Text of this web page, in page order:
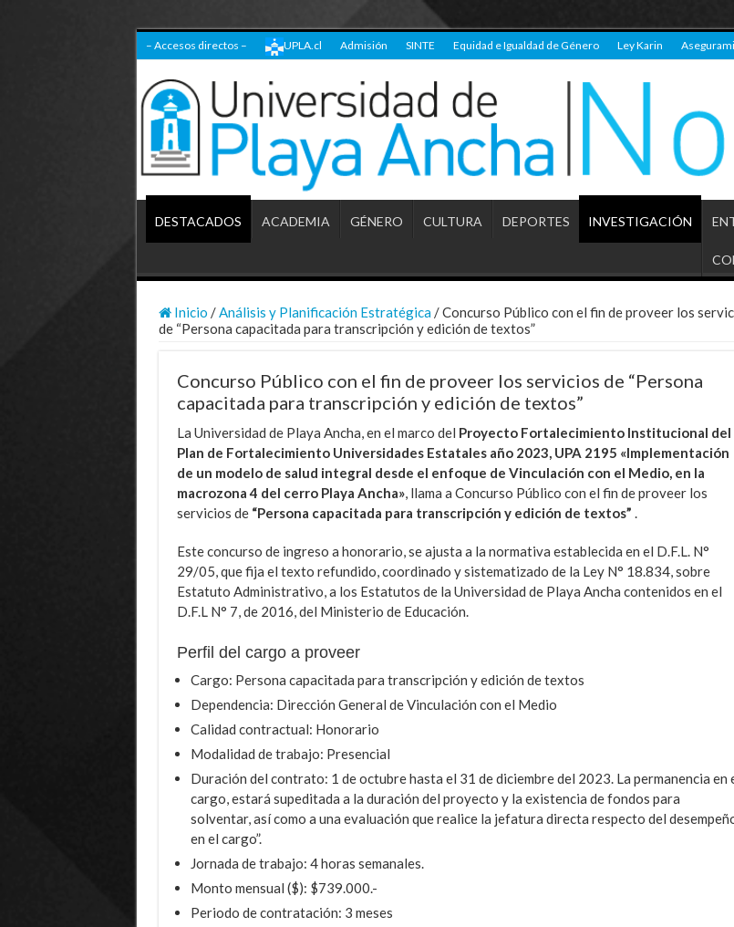
– Accesos directos – UPLA.cl Admisión SINTE Equidad e Igualdad de Género Ley Karin
DESTACADOS ACADEMIA GÉNERO CULTURA DEPORTES INVESTIGACIÓN
Inicio / Análisis y Planificación Estratégica /Concurso Público con el fin de proveer los
de “Persona capacitada para transcripción y edición de textos”
Concurso Público con el fin de proveer los servicios de “Persona
capacitada para transcripción y edición de textos”
La Universidad de Playa Ancha, en el marco del Proyecto Fortalecimiento Institucional del
Plan de Fortalecimiento Universidades Estatales año 2023, UPA 2195 «Implementación
de un modelo de salud integral desde el enfoque de Vinculación con el Medio, en la
macrozona 4 del cerro Playa Ancha», llama a Concurso Público con el fin de proveer los
servicios de “Persona capacitada para transcripción y edición de textos”
Este concurso de ingreso a honorario, se ajusta a la normativa establecida en el D.F.L. N°
29/05, que fija el texto refundido, coordinado y sistematizado de la Ley N° 18.834, sobre
Estatuto Administrativo, a los Estatutos de la Universidad de Playa Ancha contenidos en el
D.F.L N° 7, de 2016, del Ministerio de Educación.
Perfil del cargo a proveer
Cargo: Persona capacitada para transcripción y edición de textos
Dependencia: Dirección General de Vinculación con el Medio
Calidad contractual: Honorario
Modalidad de trabajo: Presencial
Duración del contrato: 1 de octubre hasta el 31 de diciembre del 2023. La permanencia en
cargo, estará supeditada a la duración del proyecto y la existencia de fondos para
solventar, así como a una evaluación que realice la jefatura directa respecto del
en el cargo”.
Jornada de trabajo: 4 horas semanales.
Monto mensual ($): $739.000.-
Periodo de contratación: 3 meses